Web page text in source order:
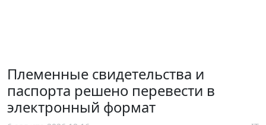
Племенные свидетельства и
паспорта решено перевести в
электронный формат